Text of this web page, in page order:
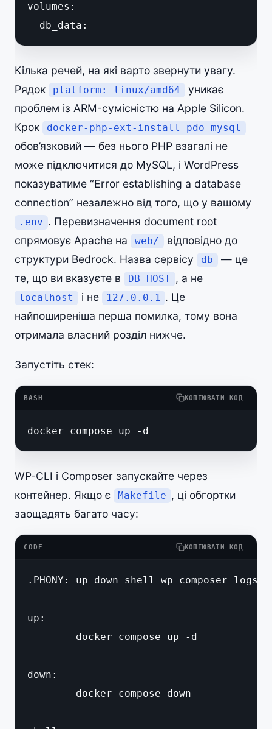
volumes:
  db_data:
Кілька речей, на які варто звернути увагу.
Рядок
platform: linux/amd64
уникає
проблем із ARM-сумісністю на Apple Silicon.
Крок
docker-php-ext-install pdo_mysql
обов’язковий — без нього PHP взагалі не
може підключитися до MySQL, і WordPress
показуватиме “Error establishing a database
connection” незалежно від того, що у вашому
.env . Перевизначення document root
спрямовує Apache на
web/
відповідно до
структури Bedrock. Назва сервісу
db
— це
те, що ви вказуєте в
DB_HOST , а не
localhost і не 127.0.0.1 . Це
найпоширеніша перша помилка, тому вона
отримала власний розділ нижче.
Запустіть стек:
BASH КОПІЮВАТИ КОД
docker compose up -d
WP-CLI і Composer запускайте через
контейнер. Якщо є
Makefile , ці обгортки
заощадять багато часу:
CODE КОПІЮВАТИ КОД
.PHONY: up down shell wp composer logs
up:
down: